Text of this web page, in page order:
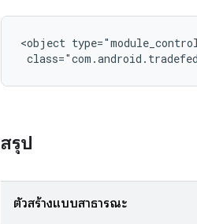
<object
สรุป
ตัวสร้างแบบสาธารณะ